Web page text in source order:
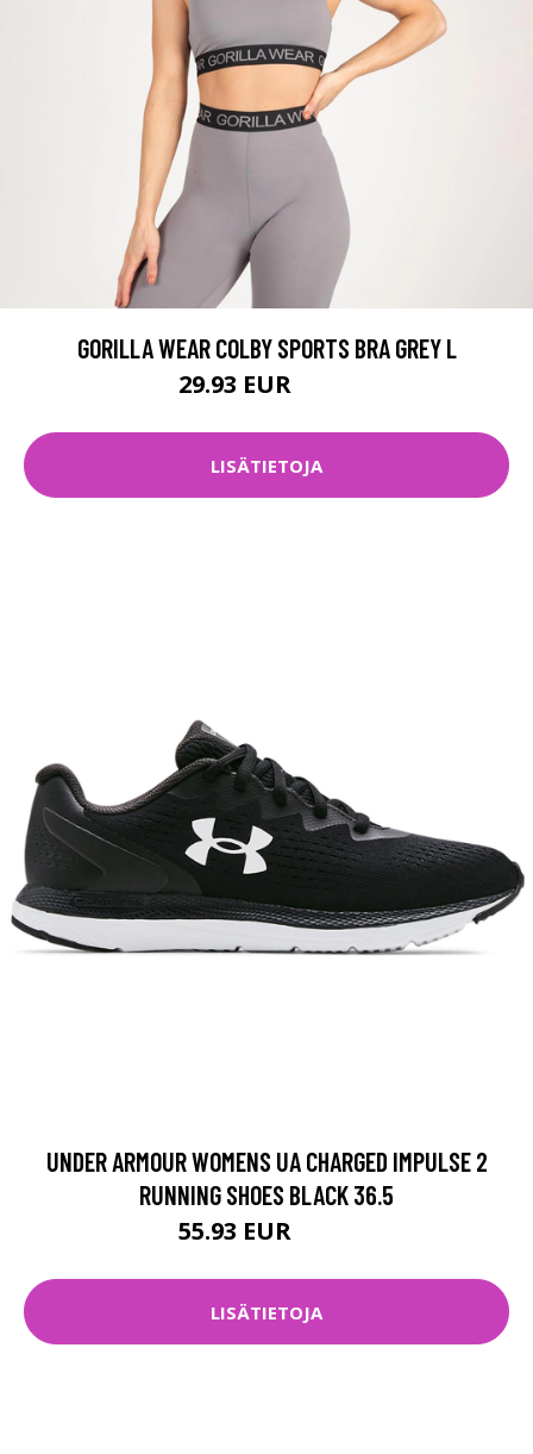
GORILLA WEAR COLBY SPORTS BRA GREY L
29.93 EUR
LISÄTIETOJA
UNDER ARMOUR WOMENS UA CHARGED IMPULSE 2
RUNNING SHOES BLACK 36.5
55.93 EUR
LISÄTIETOJA